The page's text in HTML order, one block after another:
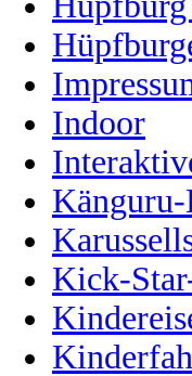
Indoor
Kick-